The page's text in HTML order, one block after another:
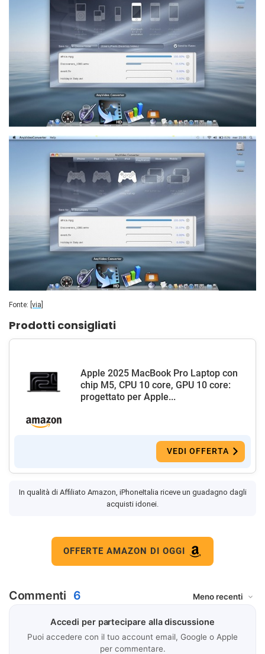
Fonte: [via]
Prodotti consigliati
Apple 2025 MacBook Pro Laptop con
chip M5, CPU 10 core, GPU 10 core:
progettato per Apple...
VEDI OFFERTA
In qualità di Affiliato Amazon, iPhoneItalia riceve un guadagno dagli
acquisti idonei.
OFFERTE AMAZON DI OGGI
Commenti 6
Accedi per partecipare alla discussione
Puoi accedere con il tuo account email, Google o Apple
per commentare.